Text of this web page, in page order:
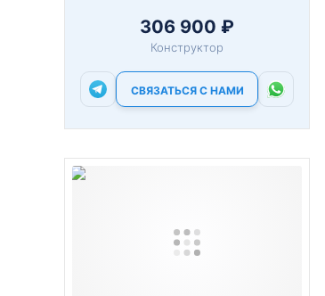
306 900 ₽
Конструктор
СВЯЗАТЬСЯ С НАМИ